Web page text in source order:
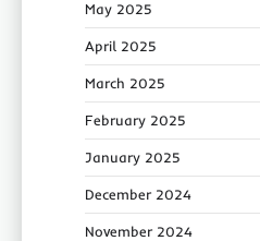
May 2025
April 2025
March 2025
February 2025
January 2025
December 2024
November 2024